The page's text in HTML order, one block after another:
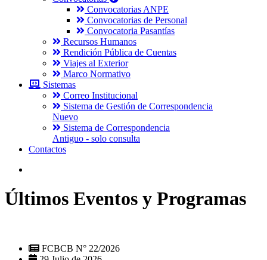
Convocatorias ANPE
Convocatorias de Personal
Convocatoria Pasantías
Recursos Humanos
Rendición Pública de Cuentas
Viajes al Exterior
Marco Normativo
Sistemas
Correo Institucional
Sistema de Gestión de Correspondencia
Nuevo
Sistema de Correspondencia
Antiguo - solo consulta
Contactos
Últimos Eventos y Programas
FCBCB N° 22/2026